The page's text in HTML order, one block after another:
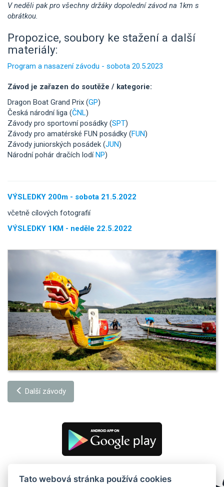
V neděli pak pro všechny držáky dopolední závod na 1km s
obrátkou.
Propozice, soubory ke stažení a další
materiály:
Program a nasazení závodu - sobota 20.5.2023
Závod je zařazen do soutěže / kategorie:
Dragon Boat Grand Prix (GP)
Česká národní liga (ČNL)
Závody pro sportovní posádky (SPT)
Závody pro amatérské FUN posádky (FUN)
Závody juniorských posádek (JUN)
Národní pohár dračích lodíNP)
VÝSLEDKY 200m - sobota 21.5.2022
včetně cílových fotografií
VÝSLEDKY 1KM - neděle 22.5.2022
Další závody
Tato webová stránka používá cookies